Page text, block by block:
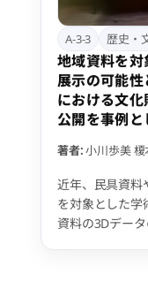
ができずに討ち
信憑性が高い
る。
A-3-3 歴史・
地域資料を
展示の可能
における文
公開を事例と
著者:小川歩美榎
近年、民具資料
を対象とした学
資料の3Dデー